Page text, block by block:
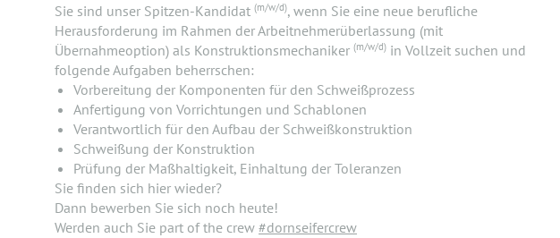
Sie sind unser Spitzen-Kandidat (m/w/d), wenn Sie eine neue berufliche
Herausforderung im Rahmen der Arbeitnehmerüberlassung (mit
Übernahmeoption) als Konstruktionsmechaniker (m/w/d) in Vollzeit suchen und
folgende Aufgaben beherrschen:
Vorbereitung der Komponenten für den Schweißprozess
Anfertigung von Vorrichtungen und Schablonen
Verantwortlich für den Aufbau der Schweißkonstruktion
Schweißung der Konstruktion
Prüfung der Maßhaltigkeit, Einhaltung der Toleranzen
Sie finden sich hier wieder?
Dann bewerben Sie sich noch heute!
Werden auch Sie part of the crew #dornseifercrew